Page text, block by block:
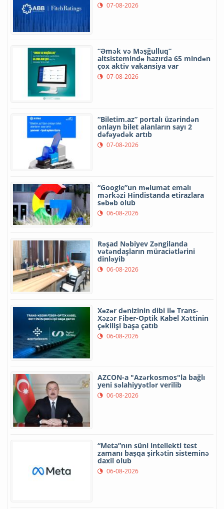
07-08-2026
“Əmək və Məşğulluq”
altsistemində hazırda 65 mindən
çox aktiv vakansiya var
07-08-2026
“Biletim.az” portalı üzərindən
onlayn bilet alanların sayı 2
dəfəyədək artıb
07-08-2026
“Google”un məlumat emalı
mərkəzi Hindistanda etirazlara
səbəb olub
06-08-2026
Rəşad Nəbiyev Zəngilanda
vətəndaşların müraciətlərini
dinləyib
06-08-2026
Xəzər dənizinin dibi ilə Trans-
Xəzər Fiber-Optik Kabel Xəttinin
çəkilişi başa çatıb
06-08-2026
AZCON-a "Azərkosmos"la bağlı
yeni səlahiyyətlər verilib
06-08-2026
“Meta”nın süni intellekti test
zamanı başqa şirkətin sisteminə
daxil olub
06-08-2026